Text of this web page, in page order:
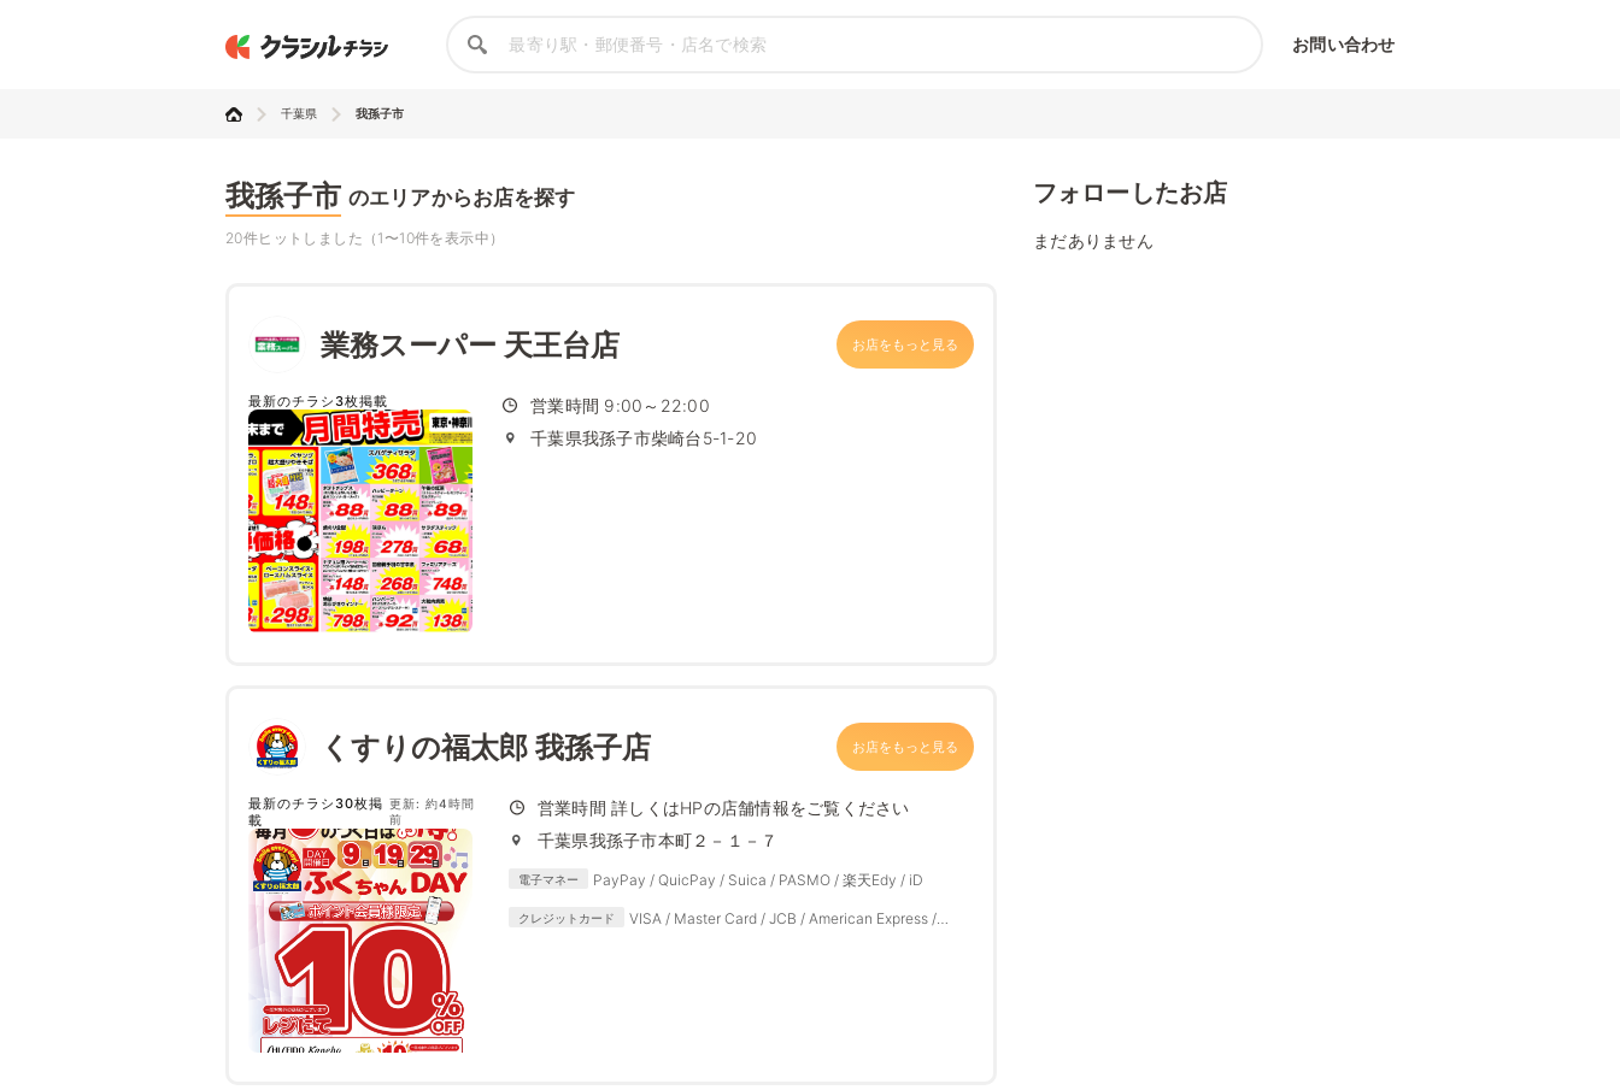
お問い合わせ
千葉県 我孫子市
我孫子市 のエリアからお店を探す
20件ヒットしました（1〜10件を表示中）
業務スーパー 天王台店 お店をもっと見る
最新のチラシ3枚掲載
営業時間 9:00～22:00
千葉県我孫子市柴崎台5-1-20
くすりの福太郎 我孫子店 お店をもっと見る
最新のチラシ30枚掲
載
更新: 約4時間
前
営業時間 詳しくはHPの店舗情報をご覧ください
千葉県我孫子市本町２－１－７
電子マネー PayPay / QuicPay / Suica / PASMO / 楽天Edy / iD
クレジットカード
VISA / Master Card / JCB / American Express /
フォローしたお店
まだありません